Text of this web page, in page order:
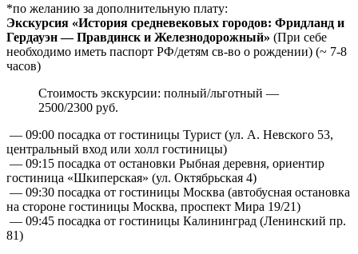
*по желанию за дополнительную плату:
Экскурсия «История средневековых городов: Фридланд и
Гердауэн — Правдинск и Железнодорожный» (При себе
необходимо иметь паспорт РФ/детям св-во о рождении) (~ 7-8
часов)
Стоимость экскурсии: полный/льготный —
2500/2300 руб.
— 09:00 посадка от гостиницы Турист (ул. А. Невского 53,
центральный вход или холл гостиницы)
— 09:15 посадка от остановки Рыбная деревня, ориентир
гостиница «Шкиперская» (ул. Октябрьская 4)
— 09:30 посадка от гостиницы Москва (автобусная остановка
на стороне гостиницы Москва, проспект Мира 19/21)
— 09:45 посадка от гостиницы Калининград (Ленинский пр.
81)